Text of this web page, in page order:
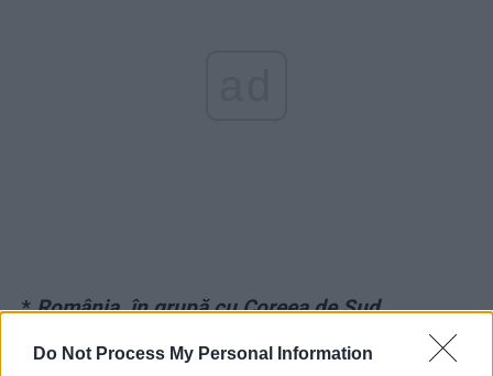
Do Not Process My Personal Information
*România, în grupă cu Coreea de Sud,
Honduras și Noua Zeelandă la Olimpiada de la
Tokyo. Obiectivul lui Rădoi: o medalie